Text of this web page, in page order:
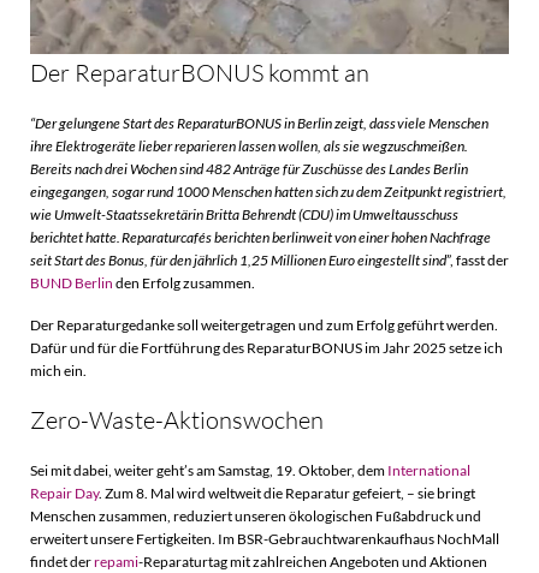
Der ReparaturBONUS kommt an
“Der gelungene Start des ReparaturBONUS in Berlin zeigt, dass viele Menschen
ihre Elektrogeräte lieber reparieren lassen wollen, als sie wegzuschmeißen.
Bereits nach drei Wochen sind 482 Anträge für Zuschüsse des Landes Berlin
eingegangen, sogar rund 1000 Menschen hatten sich zu dem Zeitpunkt registriert,
wie Umwelt-Staatssekretärin Britta Behrendt (CDU) im Umweltausschuss
berichtet hatte. Reparaturcafés berichten berlinweit von einer hohen Nachfrage
seit Start des Bonus, für den jährlich 1,25 Millionen Euro eingestellt sind”, fasst der
BUND Berlin den Erfolg zusammen.
Der Reparaturgedanke soll weitergetragen und zum Erfolg geführt werden.
Dafür und für die Fortführung des ReparaturBONUS im Jahr 2025 setze ich
mich ein.
Zero-Waste-Aktionswochen
Sei mit dabei, weiter geht’s am Samstag, 19. Oktober, dem International
Repair Day. Zum 8. Mal wird weltweit die Reparatur gefeiert, – sie bringt
Menschen zusammen, reduziert unseren ökologischen Fußabdruck und
erweitert unsere Fertigkeiten. Im BSR-Gebrauchtwarenkaufhaus NochMall
findet derrepami-Reparaturtag mit zahlreichen Angeboten und Aktionen